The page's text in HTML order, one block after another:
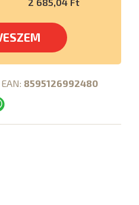
8595126992480